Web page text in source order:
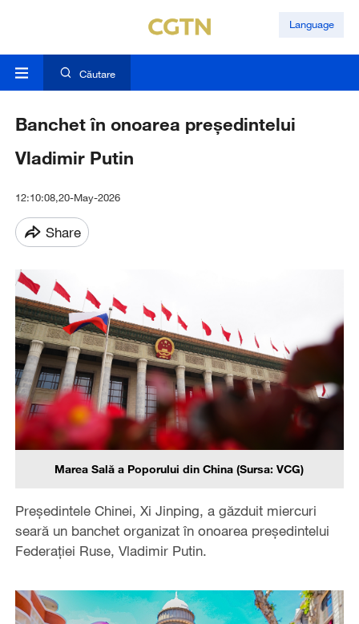
Language
Căutare
Banchet în onoarea președintelui
Vladimir Putin
12:10:08,20-May-2026
Share
Marea Sală a Poporului din China (Sursa: VCG)
Președintele Chinei, Xi Jinping, a găzduit miercuri
seară un banchet organizat în onoarea președintelui
Federației Ruse, Vladimir Putin.